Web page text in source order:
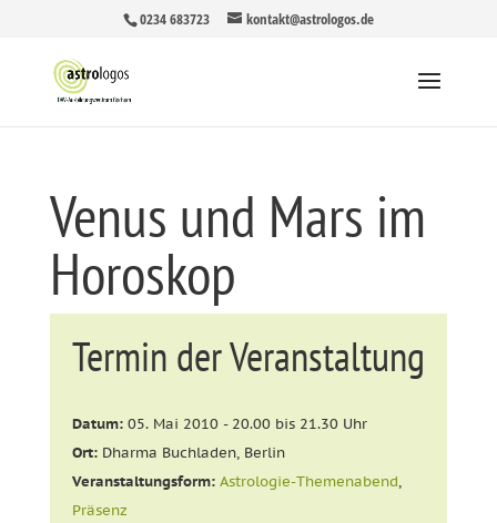
0234 683723 kontakt@astrologos.de
Venus und Mars im
Horoskop
Termin der Veranstaltung
Datum:05. Mai 2010 - 20.00 bis 21.30 Uhr
Ort: Dharma Buchladen, Berlin
Veranstaltungsform: Astrologie-Themenabend,
Präsenz